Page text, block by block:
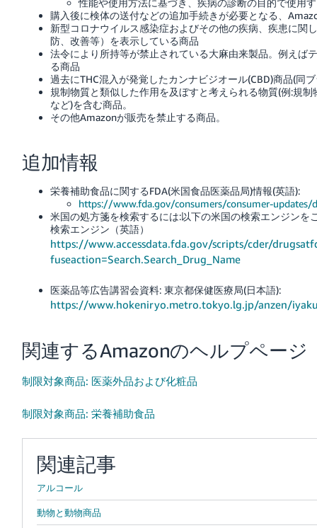
購入後に検体の送付などの追加手続きが必要となる、
新型コロナウイルス感染症およびその他の疾病、疾患に関
防、改善等）を表示している商品
法令により所持等が禁止されている大麻由来製品。例えば
る商品
過去にTHC混入が発覚したカンナビジオール(CBD)商品(同
規制物質と類似した作用を及ぼすと考えられる物質(例:規
など)を含む商品。
その他Amazonが販売を禁止する商品。
追加情報
栄養補助食品に関するFDA(米国食品医薬品局)情報(英語):
https://www.fda.gov/consumers/consumer-updates/
米国の処方箋を検索するには:以下の米国の検索エンジン
検索エンジン（英語）
https://www.accessdata.fda.gov/scripts/cder/
fuseaction=Search.Search_Drug_Name
医薬品等広告講習会資料: 東京都保健医療局(日本語):
https://www.hokeniryo.metro.tokyo.lg.jp/anzen/
関連するAmazonのヘルプページ
制限対象商品: 医薬外品および化粧品
制限対象商品: 栄養補助食品
関連記事
アルコール
動物と動物商品